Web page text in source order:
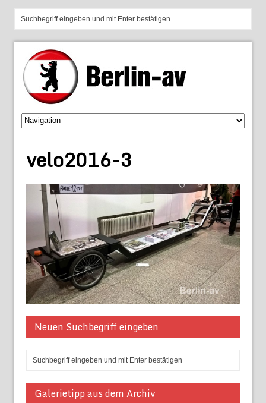
velo2016-3
Neuen Suchbegriff eingeben
Galerietipp aus dem Archiv